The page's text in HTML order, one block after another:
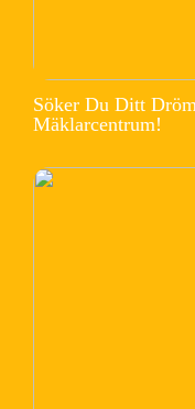
Söker Du Ditt
Mäklarcentrum!